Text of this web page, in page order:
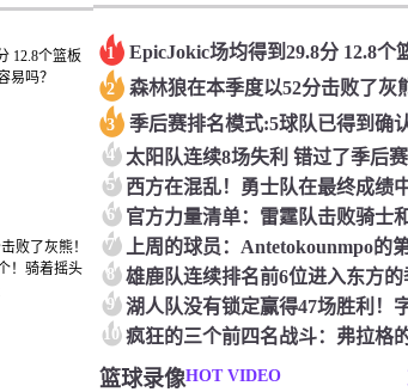
1
2
3
4
5
6
7
8
9
10
篮球录像HOT VIDEO